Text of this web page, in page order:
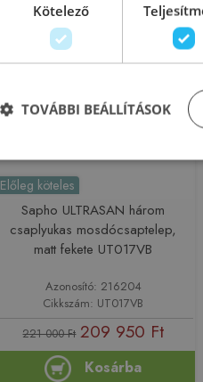
-5%
Rendelésre
Előleg köteles
Sapho ULTRASAN három
csaplyukas mosdócsaptelep,
matt fekete UT017VB
Azonosító: 216204
Cikkszám: UT017VB
221 000 Ft 209 950 Ft
Kosárba
Kötelező
TOVÁBBI BEÁLLÍTÁSOK